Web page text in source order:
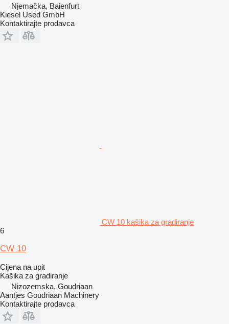
Njemačka, Baienfurt
Kiesel Used GmbH
Kontaktirajte prodavca
CW 10 kašika za gradiranje
6
CW 10
Cijena na upit
Kašika za gradiranje
Nizozemska, Goudriaan
Aantjes Goudriaan Machinery
Kontaktirajte prodavca